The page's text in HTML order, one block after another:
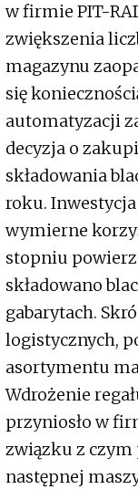
w firmie PIT-
zwiększenia
magazynu
się
automatyzacji
decyzja o
składowania
roku.
wymierne
stopniu
składowano
gabarytach.
logistycznych,
asortymentu
Wdrożenie
przyniosło w
związku z czym
następnej